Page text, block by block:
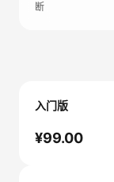
断
入门版
¥99.00